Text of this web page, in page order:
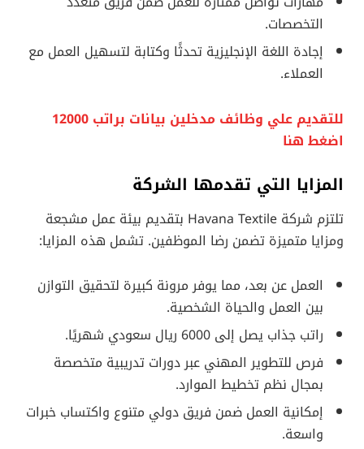
التخصصات.
إجادة اللغة الإنجليزية تحدثًا وكتابة لتسهيل العمل مع
العملاء.
للتقديم علي وظائف مدخلين بيانات براتب 12000
اضغط هنا
المزايا التي تقدمها الشركة
تلتزم شركة Havana Textile بتقديم بيئة عمل مشجعة
ومزايا متميزة تضمن رضا الموظفين. تشمل هذه المزايا:
العمل عن بعد، مما يوفر مرونة كبيرة لتحقيق التوازن
بين العمل والحياة الشخصية.
راتب جذاب يصل إلى 6000 ريال سعودي شهريًا.
فرص للتطوير المهني عبر دورات تدريبية متخصصة
بمجال نظم تخطيط الموارد.
إمكانية العمل ضمن فريق دولي متنوع واكتساب خبرات
واسعة.